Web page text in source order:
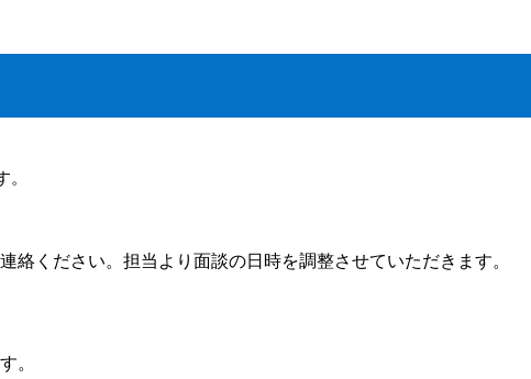
絡ください。担当より面談の日時を調整させていただきます。
。